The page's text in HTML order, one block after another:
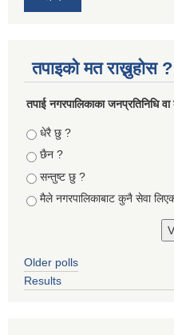
तपाइको मत राख्नुहोस ?
तपा‌ई नगरपालिकाका जनप्रतिनिधि
Choices
धेरै छु ?
छैन ?
सन्तुष्ट छु ?
मैले नगरपालिकाबाट कुनै सेवा
Older polls
Results